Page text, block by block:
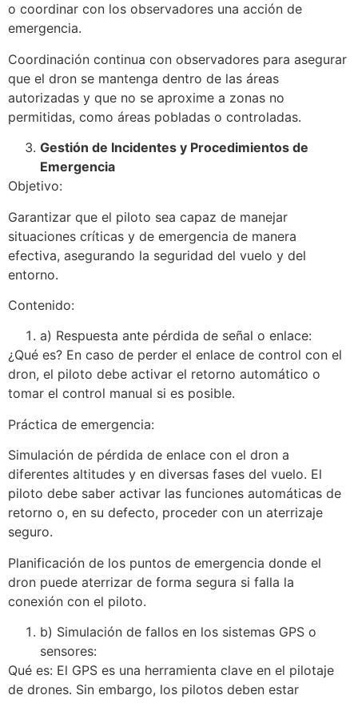
o coordinar con los observadores una acción de
emergencia.
Coordinación continua con observadores para asegurar
que el dron se mantenga dentro de las áreas
autorizadas y que no se aproxime a zonas no
permitidas, como áreas pobladas o controladas.
Gestión de Incidentes y Procedimientos de
Emergencia
Objetivo:
Garantizar que el piloto sea capaz de manejar
situaciones críticas y de emergencia de manera
efectiva, asegurando la seguridad del vuelo y del
entorno.
Contenido:
a) Respuesta ante pérdida de señal o enlace:
¿Qué es? En caso de perder el enlace de control con el
dron, el piloto debe activar el retorno automático o
tomar el control manual si es posible.
Práctica de emergencia:
Simulación de pérdida de enlace con el dron a
diferentes altitudes y en diversas fases del vuelo. El
piloto debe saber activar las funciones automáticas de
retorno o, en su defecto, proceder con un aterrizaje
seguro.
Planificación de los puntos de emergencia donde el
dron puede aterrizar de forma segura si falla la
conexión con el piloto.
b) Simulación de fallos en los sistemas GPS o
sensores:
Qué es: El GPS es una herramienta clave en el pilotaje
de drones. Sin embargo, los pilotos deben estar